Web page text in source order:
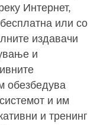
Интернет,
или со
издавачи
и
обезбедува
и им
и тренинг